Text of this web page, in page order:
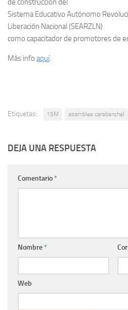
de construcción del
Sistema Educativo Autónomo
Liberación Nacional (SEARZLN)
como capacitador de promotores de
Más info aquí.
Etiquetas: 15M asamblea carabanchel
DEJA UNA RESPUESTA
Comentario*
Nombre*
Web